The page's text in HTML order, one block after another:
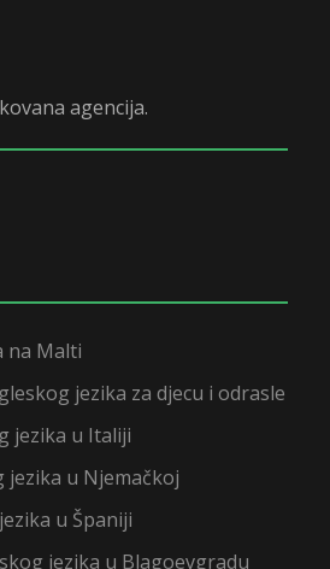
agencija.
na Malti
jezika za djecu i odrasle
jezika u Italiji
jezika u Njemačkoj
u Španiji
jezika u Blagoevgradu